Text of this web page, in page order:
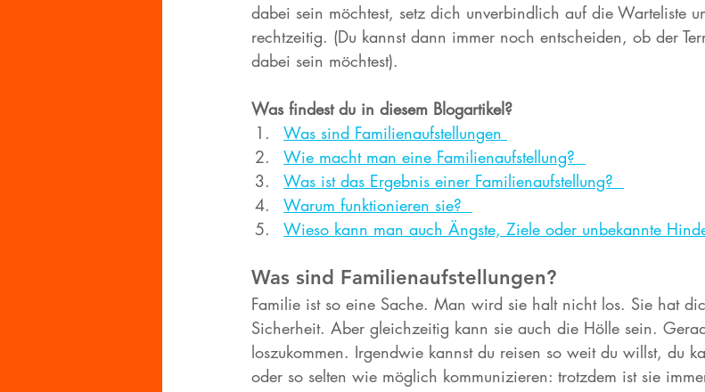
dabei sein möchtest, setz dich unverbindlich auf die Warteliste
rechtzeitig. (Du kannst dann immer noch entscheiden, ob der
dabei sein möchtest).
Was findest du in diesem Blogartikel?
Was sind Familienaufstellungen
Wie macht man eine Familienaufstellung?
Was ist das Ergebnis einer Familienaufstellung?
Warum funktionieren sie?
Wieso kann man auch Ängste, Ziele oder unbekannte
Was sind Familienaufstellungen?
Familie ist so eine Sache. Man wird sie halt nicht los. Sie hat
Sicherheit. Aber gleichzeitig kann sie auch die Hölle sein.
loszukommen. Irgendwie kannst du reisen so weit du willst, du
oder so selten wie möglich kommunizieren: trotzdem ist sie